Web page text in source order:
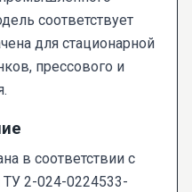
соответствует
для стационарной
прессового и
в соответствии с
2-024-0224533-